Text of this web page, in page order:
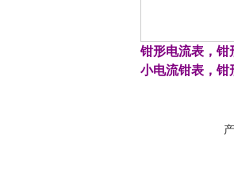
钳形电流表 ， 钳
小电流钳表 ， 钳